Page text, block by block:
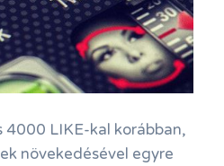
LIKE-kal korábban,
növekedésével egyre